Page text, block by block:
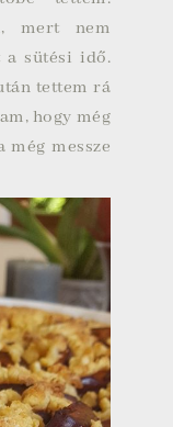
mert nem
a sütési idő.
tettem rá
hogy még
még messze